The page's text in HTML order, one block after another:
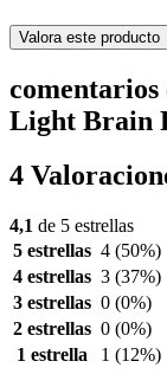
Valora este producto
Light Brain
4
4,1 de 5 estrellas
5 estrellas 4 (50%)
4 estrellas 3 (37%)
3 estrellas 0 (0%)
2 estrellas 0 (0%)
1 estrella
1 (12%)